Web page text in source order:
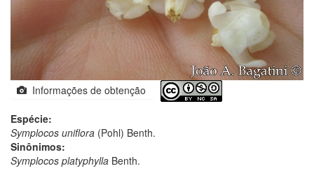
Informações de obtenção
Espécie:
Symplocos uniflora (Pohl) Benth.
Sinônimos:
Symplocos platyphylla Benth.